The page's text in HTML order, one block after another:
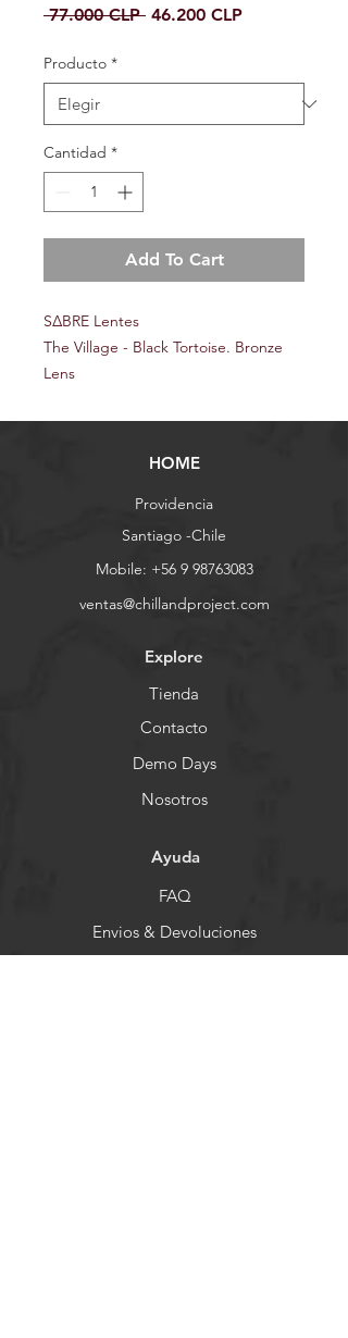
77.000 CLP Precio
46.200 CLPPrecio
Producto *
Cantidad *
Add To Cart
S∆BRE Lentes
The Village - Black Tortoise. Bronze
Lens
HOME
Providencia
Santiago -Chile
Mobile: +56 9 98763083
ventas@chillandproject.com
Explore
Tienda
Contacto
Demo Days
Nosotros
Ayuda
FAQ
Envios & Devoluciones